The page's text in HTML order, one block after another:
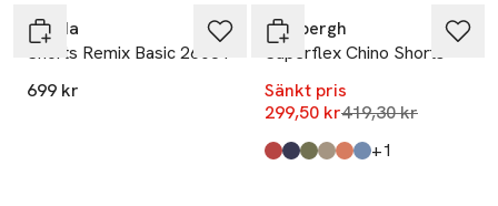
Calida
Shorts Remix Basic 26081
699 kr
Lindbergh
Superflex Chino Shorts
Sänkt pris
299,50 krLägsta pris 30
419,30 kr
Produkten finns i färgerna:
Red,
Dk Blue,
Dk Army,
Sand,
Dk Coral,
Dusty Blue, +1